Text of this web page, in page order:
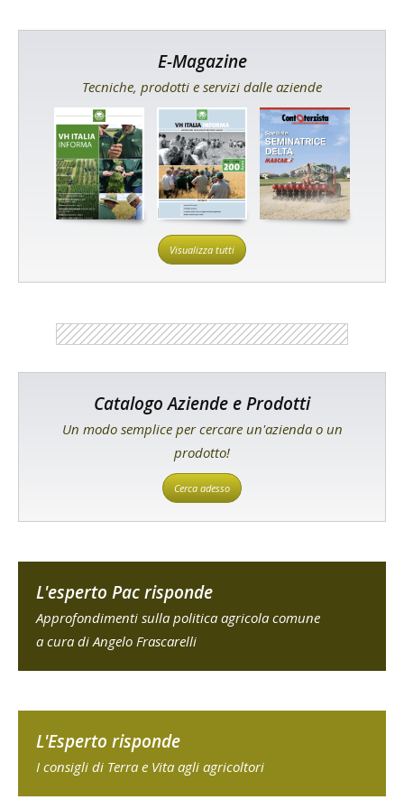
E-Magazine
Tecniche, prodotti e servizi dalle aziende
Visualizza tutti
Catalogo Aziende e Prodotti
Un modo semplice per cercare un'azienda o un
prodotto!
Cerca adesso
L'esperto Pac risponde
Approfondimenti sulla politica agricola comune
a cura di Angelo Frascarelli
L'Esperto risponde
I consigli di Terra e Vita agli agricoltori